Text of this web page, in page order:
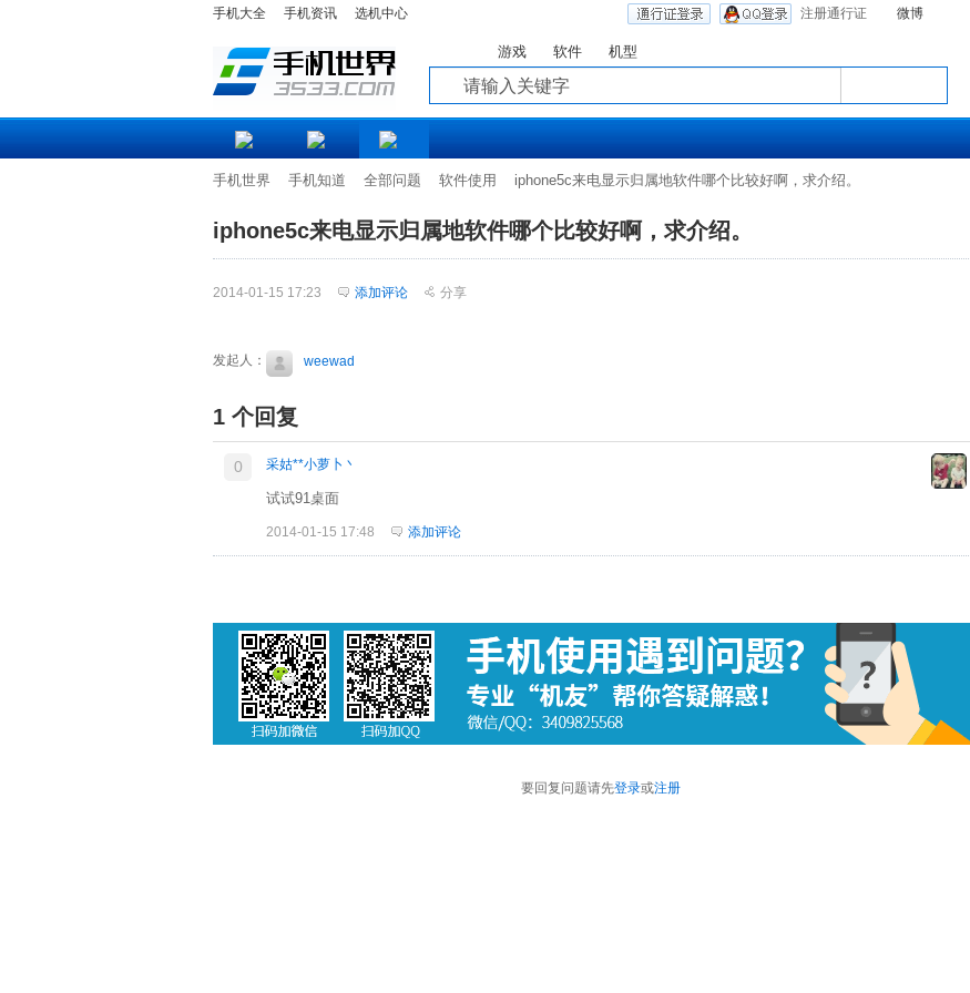
手机大全 手机资讯 选机中心 注册通行证 微博
游戏 软件 机型
手机世界 手机知道 全部问题 软件使用 iphone5c来电显示归属地软件哪个比较好啊，求介绍。
iphone5c来电显示归属地软件哪个比较好啊，求介绍。
2014-01-15 17:23 添加评论 分享
发起人： weewad
1 个回复
0 采姑**小萝卜丶
试试91桌面
2014-01-15 17:48 添加评论
要回复问题请先登录或注册